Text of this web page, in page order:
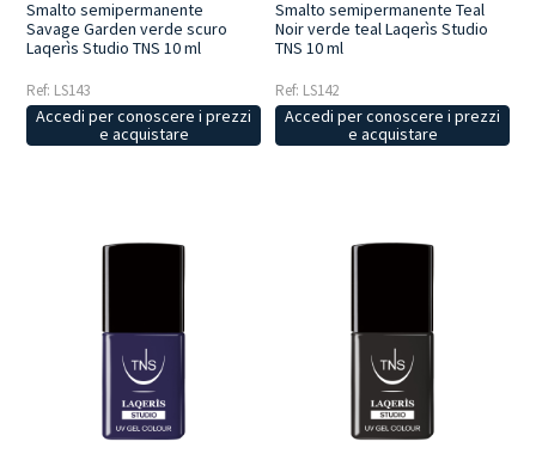
Smalto semipermanente
Savage Garden verde scuro
Laqerìs Studio TNS 10 ml
Ref: LS143
Accedi per conoscere i prezzi
e acquistare
Smalto semipermanente Teal
Noir verde teal Laqerìs Studio
TNS 10 ml
Ref: LS142
Accedi per conoscere i prezzi
e acquistare